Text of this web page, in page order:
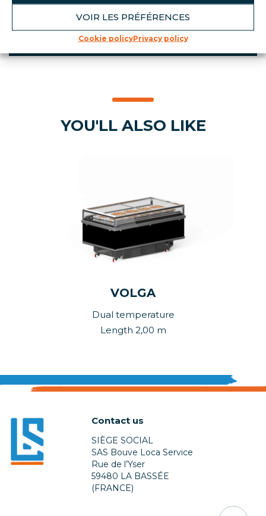
VOIR LES PRÉFÉRENCES
Cookie policyPrivacy policy
Integral reinforcements and caddy
YOU'LL ALSO LIKE
VOLGA
Dual temperature
Length 2,00 m
Contact us
SIÈGE SOCIAL
SAS Bouve Loca Service
Rue de l’Yser
59480 LA BASSÉE
(FRANCE)